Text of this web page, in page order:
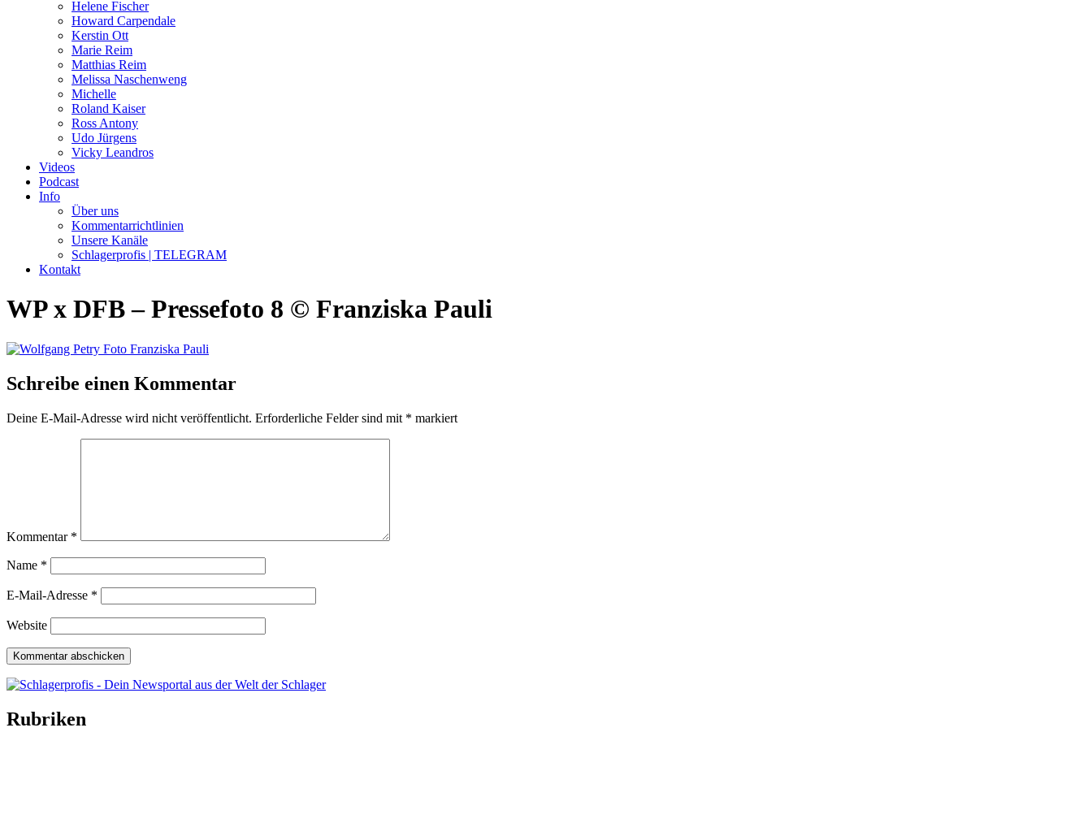
Helene Fischer
Howard Carpendale
Kerstin Ott
Marie Reim
Matthias Reim
Melissa Naschenweng
Michelle
Roland Kaiser
Ross Antony
Udo Jürgens
Vicky Leandros
Videos
Podcast
Info
Über uns
Kommentarrichtlinien
Unsere Kanäle
Schlagerprofis | TELEGRAM
Kontakt
WP x DFB – Pressefoto 8 © Franziska Pauli
Schreibe einen Kommentar
Deine E-Mail-Adresse wird nicht veröffentlicht. Erforderliche Felder sind mit * markiert
Kommentar *
Name *
E-Mail-Adresse *
Website
Rubriken